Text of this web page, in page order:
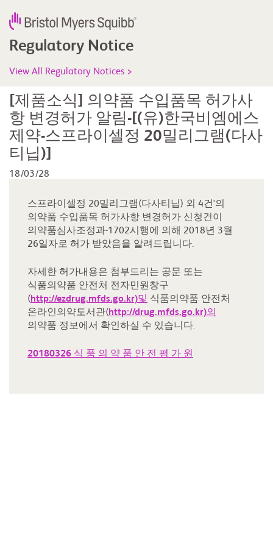
Regulatory Notice
View All Regulatory Notices >
[제품소식] 의약품 수입품목 허가사
항 변경허가 알림-[(유)한국비엠에스
제약-스프라이셀정 20밀리그램(다사
티닙)]
18/03/28
스프라이셀정 20밀리그램(다사티닙) 외 4건'의
의약품 수입품목 허가사항 변경허가 신청건이
의약품심사조정과-1702시행에 의해 2018년 3월
26일자로 허가 받았음을 알려드립니다.
자세한 허가내용은 첨부드리는 공문 또는
식품의약품 안전처 전자민원창구
( http://ezdrug.mfds.go.kr)및 식품의약품 안전처
온라인의약도서관( http://drug.mfds.go.kr)의
의약품 정보에서 확인하실 수 있습니다.
20180326 식 품 의 약 품 안 전 평 가 원